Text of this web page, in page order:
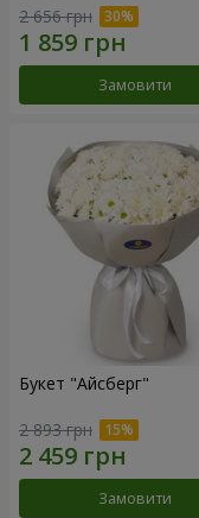
2 656 грн
Замовити
Букет "Айсберг"
2 893 грн
Замовити